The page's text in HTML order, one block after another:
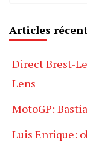
Articles
Direct Brest-
Lens
MotoGP:
Luis Enrique: